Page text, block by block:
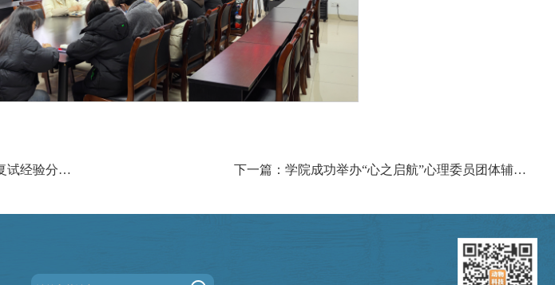
下一篇：学院成功举办“心之启航”心理委员团体辅导技巧培训讲座
上一篇：学院成功举办“牧歌研途”考研复试经验分享会